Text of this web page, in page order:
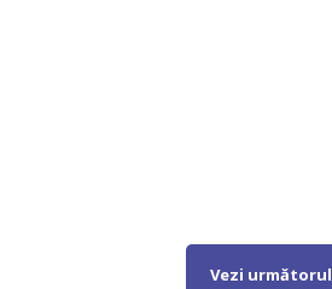
Vezi următorul